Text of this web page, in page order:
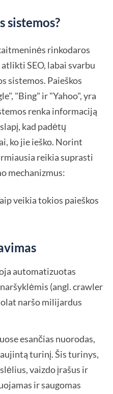
sistemos?
rinkodaros
SEO, labai svarbu
sistemos. Paieškos
"Bing" ir "Yahoo", yra
renka informaciją
kad padėtų
ko jie ieško. Norint
reikia suprasti
mechanizmus:
veikia tokios paieškos
automatizuotas
(angl. crawler
naršo milijardus
esančias nuorodas,
turinį. Šis turinys,
vaizdo įrašus ir
ir saugomas